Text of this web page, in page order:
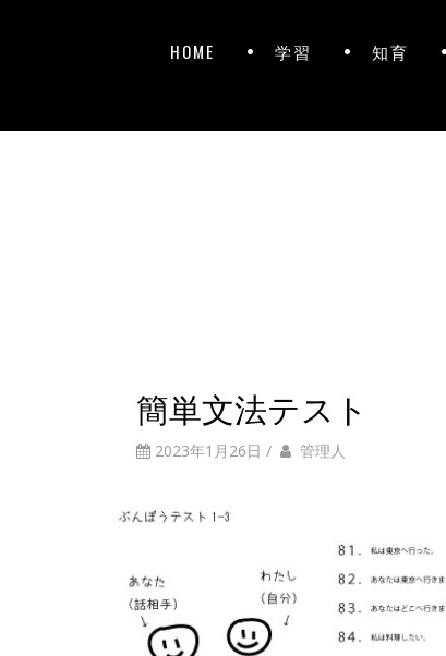
HOME 学習 知育
簡単文法テスト
2023年1月26日 / 管理人